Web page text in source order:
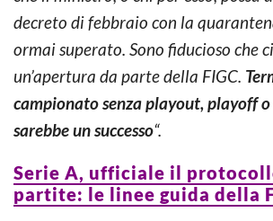
decreto di febbraio con la
ormai superato. Sono fiducioso che
un’apertura da parte della FIGC.
campionato senza playout, playoff
sarebbe un successo“.
Serie A, ufficiale il
partite: le linee guida della